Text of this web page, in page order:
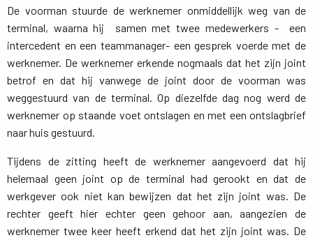
De voorman stuurde de werknemer onmiddellijk weg van de
terminal, waarna hij samen met twee medewerkers - een
intercedent en een teammanager- een gesprek voerde met de
werknemer. De werknemer erkende nogmaals dat het zijn joint
betrof en dat hij vanwege de joint door de voorman was
weggestuurd van de terminal. Op diezelfde dag nog werd de
werknemer op staande voet ontslagen en met een ontslagbrief
naar huis gestuurd.
Tijdens de zitting heeft de werknemer aangevoerd dat hij
helemaal geen joint op de terminal had gerookt en dat de
werkgever ook niet kan bewijzen dat het zijn joint was. De
rechter geeft hier echter geen gehoor aan, aangezien de
werknemer twee keer heeft erkend dat het zijn joint was. De